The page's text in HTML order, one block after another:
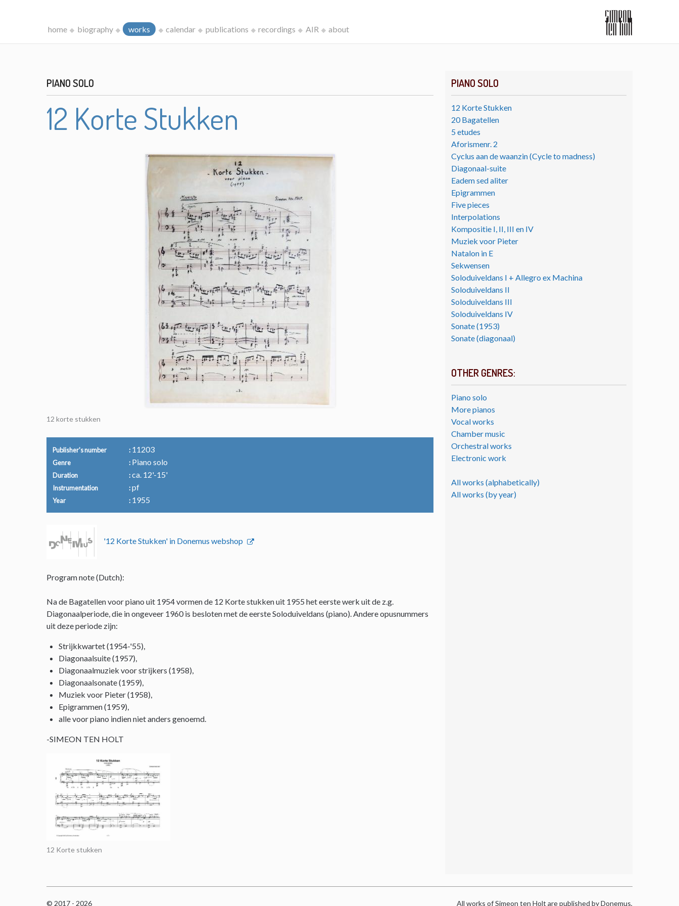
home biography works calendar publications recordings AIR about
PIANO SOLO
12 Korte Stukken
20 Bagatellen
5 etudes
Aforismenr. 2
Cyclus aan de waanzin (Cycle to madness)
Diagonaal-suite
Eadem sed aliter
Epigrammen
Five pieces
Interpolations
Kompositie I, II, III en IV
Muziek voor Pieter
Natalon in E
Sekwensen
Soloduiveldans I + Allegro ex Machina
Soloduiveldans II
Soloduiveldans III
Soloduiveldans IV
Sonate (1953)
Sonate (diagonaal)
OTHER GENRES:
Piano solo
More pianos
Vocal works
Chamber music
Orchestral works
Electronic work
All works (alphabetically)
All works (by year)
PIANO SOLO
12 Korte Stukken
12 korte stukken
Publisher's number 11203
Genre Piano solo
Duration ca. 12'-15'
Instrumentation pf
Year 1955
'12 Korte Stukken' in Donemus webshop
Program note (Dutch):
Na de Bagatellen voor piano uit 1954 vormen de 12 Korte stukken uit 1955 het eerste werk uit de z.g.
Diagonaalperiode, die in ongeveer 1960 is besloten met de eerste Soloduiveldans (piano). Andere opusnummers
uit deze periode zijn:
Strijkkwartet (1954-'55),
Diagonaalsuite (1957),
Diagonaalmuziek voor strijkers (1958),
Diagonaalsonate (1959),
Muziek voor Pieter (1958),
Epigrammen (1959),
alle voor piano indien niet anders genoemd.
-SIMEON TEN HOLT
12 Korte stukken
© 2017 - 2026 All works of Simeon ten Holt are published by Donemus,